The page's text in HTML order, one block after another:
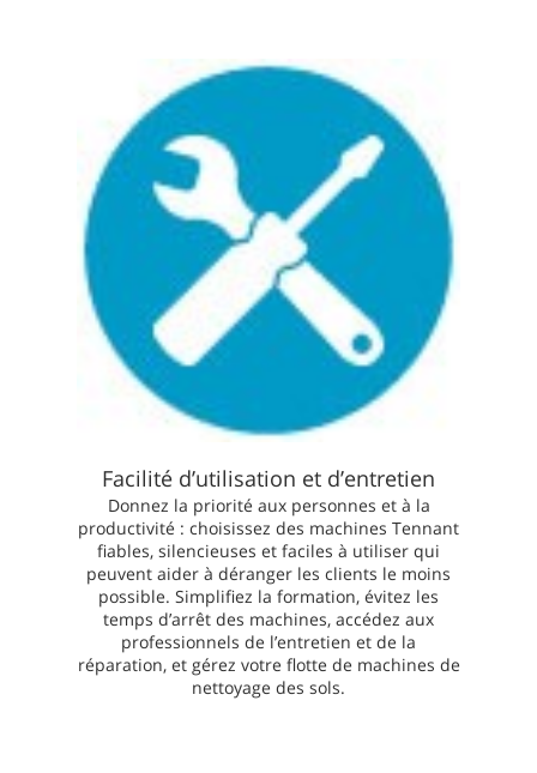
Facilité d’utilisation et d’entretien
Donnez la priorité aux personnes et à la
productivité : choisissez des machines Tennant
fiables, silencieuses et faciles à utiliser qui
peuvent aider à déranger les clients le moins
possible. Simplifiez la formation, évitez les
temps d’arrêt des machines, accédez aux
professionnels de l’entretien et de la
réparation, et gérez votre flotte de machines de
nettoyage des sols.